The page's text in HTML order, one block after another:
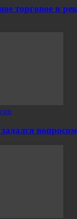
торговое и